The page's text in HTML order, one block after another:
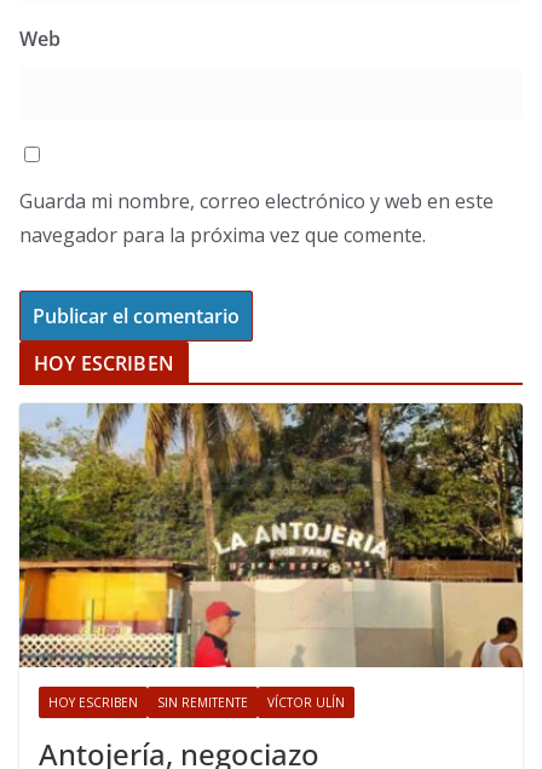
Web
Guarda mi nombre, correo electrónico y web en este
navegador para la próxima vez que comente.
HOY ESCRIBEN
HOY ESCRIBEN SIN REMITENTE VÍCTOR ULÍN
Antojería, negociazo